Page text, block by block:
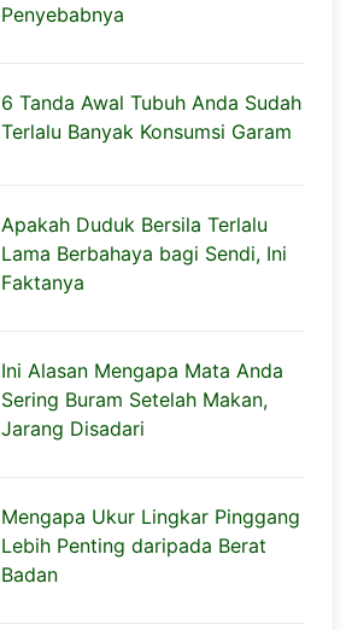
Penyebabnya
6 Tanda Awal Tubuh Anda Sudah
Terlalu Banyak Konsumsi Garam
Apakah Duduk Bersila Terlalu
Lama Berbahaya bagi Sendi, Ini
Faktanya
Ini Alasan Mengapa Mata Anda
Sering Buram Setelah Makan,
Jarang Disadari
Mengapa Ukur Lingkar Pinggang
Lebih Penting daripada Berat
Badan